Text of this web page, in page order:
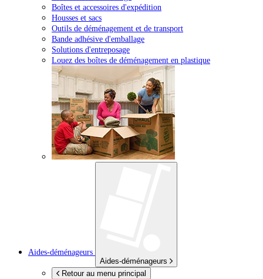
Boîtes et accessoires d'expédition
Housses et sacs
Outils de déménagement et de transport
Bande adhésive d'emballage
Solutions d'entreposage
Louez des boîtes de déménagement en plastique
Aides-déménageurs
Aides-déménageurs
Retour au menu principal